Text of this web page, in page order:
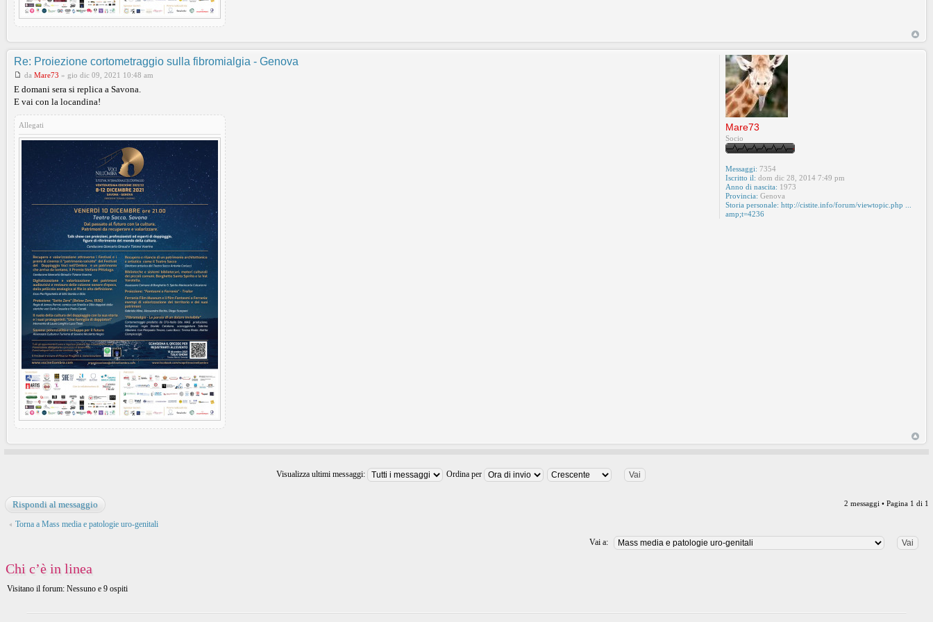
Re: Proiezione cortometraggio sulla fibromialgia - Genova
da Mare73 » gio dic 09, 2021 10:48 am
E domani sera si replica a Savona.
E vai con la locandina!
Allegati Mare73
Socio
Messaggi: 7354
Iscritto il: dom dic 28, 2014 7:49 pm
Anno di nascita: 1973
Provincia: Genova
Storia personale: http://cistite.info/forum/viewtopic.php ...
amp;t=4236
Visualizza ultimi messaggi: Ordina per
Rispondi al messaggio 2 messaggi • Pagina 1 di 1
Torna a Mass media e patologie uro-genitali
Vai a:
Chi c’è in linea
Visitano il forum: Nessuno e 9 ospiti